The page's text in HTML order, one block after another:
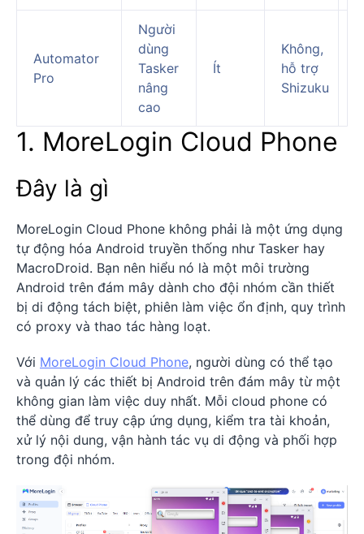
Automator
Pro
Người
dùng
Tasker
nâng
cao
Ít
Không,
hỗ trợ
Shizuku
1. MoreLogin Cloud Phone
Đây là gì
MoreLogin Cloud Phone không phải là một ứng dụng
tự động hóa Android truyền thống như Tasker hay
MacroDroid. Bạn nên hiểu nó là một môi trường
Android trên đám mây dành cho đội nhóm cần thiết
bị di động tách biệt, phiên làm việc ổn định, quy trình
có proxy và thao tác hàng loạt.
Với MoreLogin Cloud Phone, người dùng có thể tạo
và quản lý các thiết bị Android trên đám mây từ một
không gian làm việc duy nhất. Mỗi cloud phone có
thể dùng để truy cập ứng dụng, kiểm tra tài khoản,
xử lý nội dung, vận hành tác vụ di động và phối hợp
trong đội nhóm.